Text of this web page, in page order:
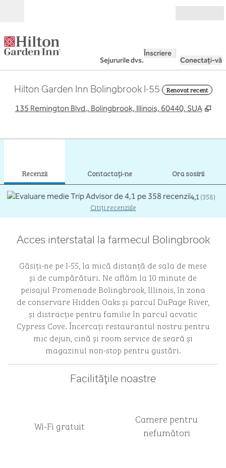
Sejururile dvs.
Înscriere
Conectați-vă
Hilton Garden Inn Bolingbrook I-55 Renovat recent
135 Remington Blvd., Bolingbrook, Illinois, 60440, SUA ,
Recenzii Contactaţi-ne Ora sosirii
4,1 (358)
Citiți recenziile
Acces interstatal la farmecul Bolingbrook
Găsiți-ne pe I-55, la mică distanță de sala de mese
și de cumpărături. Ne aflăm la 10 minute de
peisajul Promenade Bolingbrook, Illinois, în zona
de conservare Hidden Oaks și parcul DuPage River,
și distracție pentru familie în parcul acvatic
Cypress Cove. Încercați restaurantul nostru pentru
mic dejun, cină și room service de seară și
magazinul non-stop pentru gustări.
Facilităţile noastre
Wi-Fi gratuit
Camere pentru
nefumători